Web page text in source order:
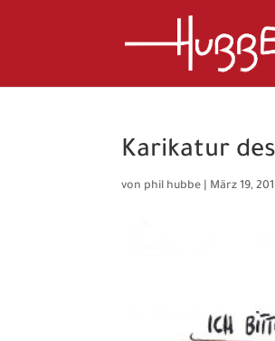
Karikatur
von phil hubbe März 19,